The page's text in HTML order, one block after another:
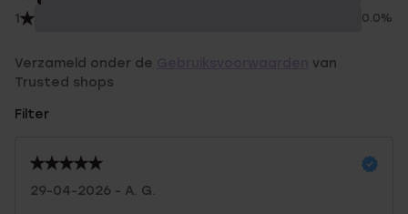
1 0.0%
Verzameld onder de
van
Trusted shops
Filter
29-04-2026 - A. G.